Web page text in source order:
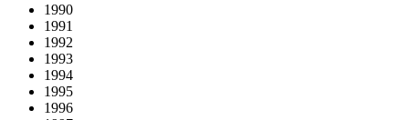
1990
1991
1992
1993
1994
1995
1996